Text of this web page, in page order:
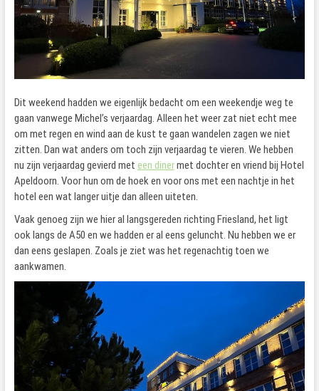
Dit weekend hadden we eigenlijk bedacht om een weekendje weg te
gaan vanwege Michel’s verjaardag. Alleen het weer zat niet echt mee
om met regen en wind aan de kust te gaan wandelen zagen we niet
zitten. Dan wat anders om toch zijn verjaardag te vieren. We hebben
nu zijn verjaardag gevierd met een dinermet dochter en vriend bij Hotel
Apeldoorn. Voor hun om de hoek en voor ons met een nachtje in het
hotel een wat langer uitje dan alleen uiteten.
Vaak genoeg zijn we hier al langsgereden richting Friesland, het ligt
ook langs de A50 en we hadden er al eens geluncht. Nu hebben we er
dan eens geslapen. Zoals je ziet was het regenachtig toen we
aankwamen.